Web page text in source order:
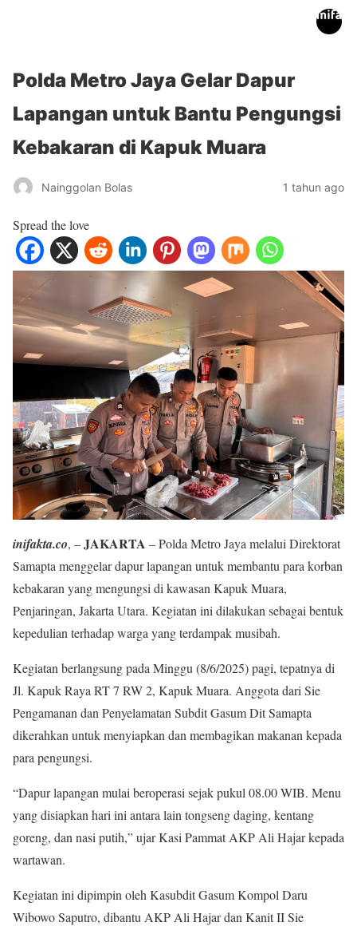
Polda Metro Jaya Gelar Dapur
Lapangan untuk Bantu Pengungsi
Kebakaran di Kapuk Muara
Nainggolan Bolas 1 tahun ago
Spread the love
inifakta.co, –JAKARTA – Polda Metro Jaya melalui Direktorat
Samapta menggelar dapur lapangan untuk membantu para korban
kebakaran yang mengungsi di kawasan Kapuk Muara,
Penjaringan, Jakarta Utara. Kegiatan ini dilakukan sebagai bentuk
kepedulian terhadap warga yang terdampak musibah.
Kegiatan berlangsung pada Minggu (8/6/2025) pagi, tepatnya di
Jl. Kapuk Raya RT 7 RW 2, Kapuk Muara. Anggota dari Sie
Pengamanan dan Penyelamatan Subdit Gasum Dit Samapta
dikerahkan untuk menyiapkan dan membagikan makanan kepada
para pengungsi.
“Dapur lapangan mulai beroperasi sejak pukul 08.00 WIB. Menu
yang disiapkan hari ini antara lain tongseng daging, kentang
goreng, dan nasi putih,” ujar Kasi Pammat AKP Ali Hajar kepada
wartawan.
Kegiatan ini dipimpin oleh Kasubdit Gasum Kompol Daru
Wibowo Saputro, dibantu AKP Ali Hajar dan Kanit II Sie